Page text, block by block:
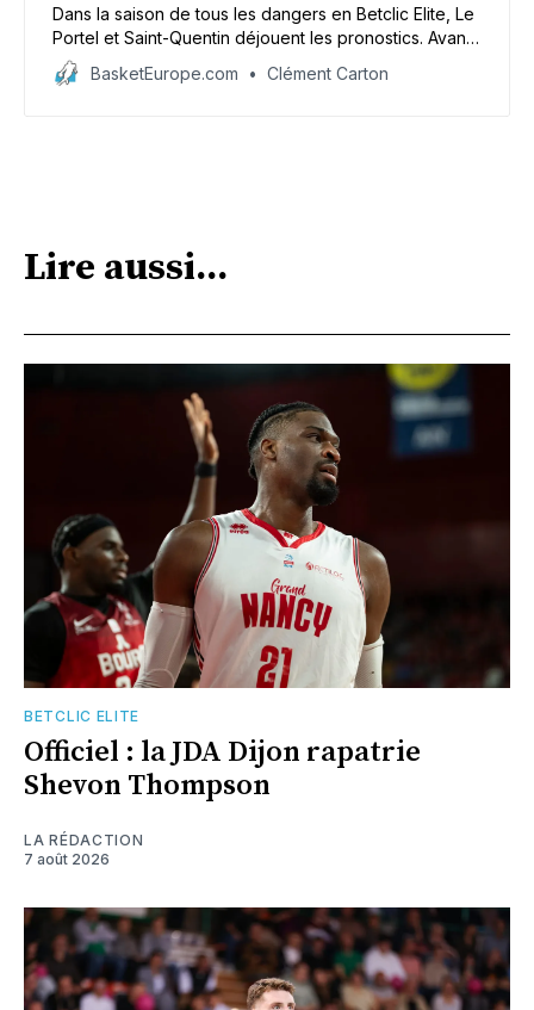
Dans la saison de tous les dangers en Betclic Elite, Le
Portel et Saint-Quentin déjouent les pronostics. Avant
le derby de samedi à Pierre-Ratte, qualification pour
la Leaders Cup à la clé, nous avons réuni leurs
BasketEurope.com Clément Carton
Lire aussi...
BETCLIC ELITE
Officiel : la JDA Dijon rapatrie
Shevon Thompson
LA RÉDACTION
7 août 2026